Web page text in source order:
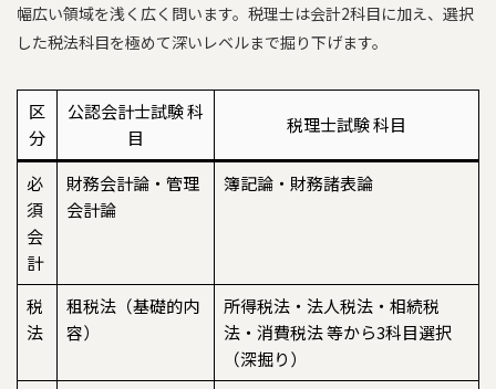
幅広い領域を浅く広く問います。税理士は会計2科目に加え、選択
した税法科目を極めて深いレベルまで掘り下げます。
区
分
公認会計士試験 科
目
税理士試験 科目
必
須
会
計
財務会計論・管理
会計論
簿記論・財務諸表論
税
法
租税法（基礎的内
容）
所得税法・法人税法・相続税
法・消費税法 等から3科目選択
（深掘り）